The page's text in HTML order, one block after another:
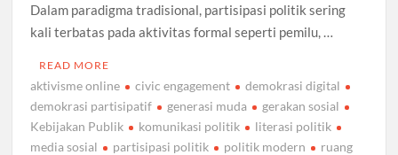
Dalam paradigma tradisional, partisipasi politik sering
kali terbatas pada aktivitas formal seperti pemilu, …
READ MORE
aktivisme online civic engagement
demokrasi digital
demokrasi partisipatif
generasi muda
gerakan sosial
Kebijakan Publik
komunikasi politik
literasi politik
media sosial
partisipasi politik politik modern
ruang